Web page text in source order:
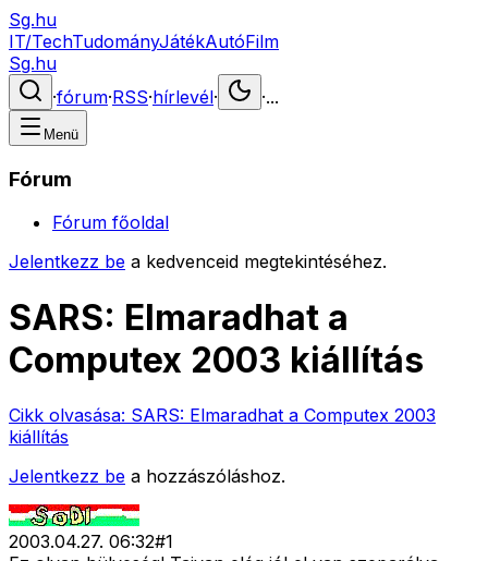
Sg.hu
IT/TechTudományJátékAutóFilm
Sg.hu
·fórum·RSS·hírlevél· ·...
Menü
Fórum
Fórum főoldal
Jelentkezz be a kedvenceid megtekintéséhez.
SARS: Elmaradhat a
Computex 2003 kiállítás
Cikk olvasása: SARS: Elmaradhat a Computex 2003
kiállítás
Jelentkezz be a hozzászóláshoz.
2003.04.27. 06:32#1